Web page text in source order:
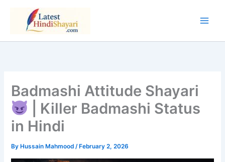
Badmashi Attitude Shayari
| Killer Badmashi Status
in Hindi
By Hussain Mahmood/ February 2, 2026